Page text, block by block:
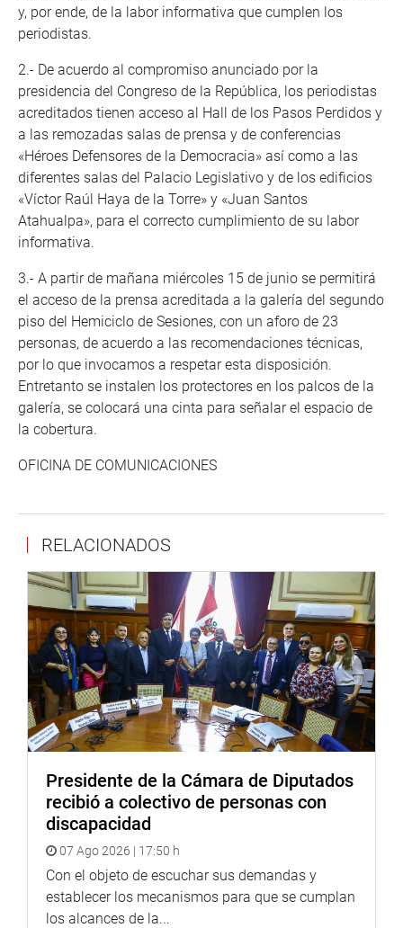
y, por ende, de la labor informativa que cumplen los
periodistas.
2.- De acuerdo al compromiso anunciado por la
presidencia del Congreso de la República, los periodistas
acreditados tienen acceso al Hall de los Pasos Perdidos y
a las remozadas salas de prensa y de conferencias
«Héroes Defensores de la Democracia» así como a las
diferentes salas del Palacio Legislativo y de los edificios
«Víctor Raúl Haya de la Torre» y «Juan Santos
Atahualpa», para el correcto cumplimiento de su labor
informativa.
3.- A partir de mañana miércoles 15 de junio se permitirá
el acceso de la prensa acreditada a la galería del segundo
piso del Hemiciclo de Sesiones, con un aforo de 23
personas, de acuerdo a las recomendaciones técnicas,
por lo que invocamos a respetar esta disposición.
Entretanto se instalen los protectores en los palcos de la
galería, se colocará una cinta para señalar el espacio de
la cobertura.
OFICINA DE COMUNICACIONES
RELACIONADOS
Presidente de la Cámara de Diputados
recibió a colectivo de personas con
discapacidad
07 Ago 2026 | 17:50 h
Con el objeto de escuchar sus demandas y
establecer los mecanismos para que se cumplan
los alcances de la...